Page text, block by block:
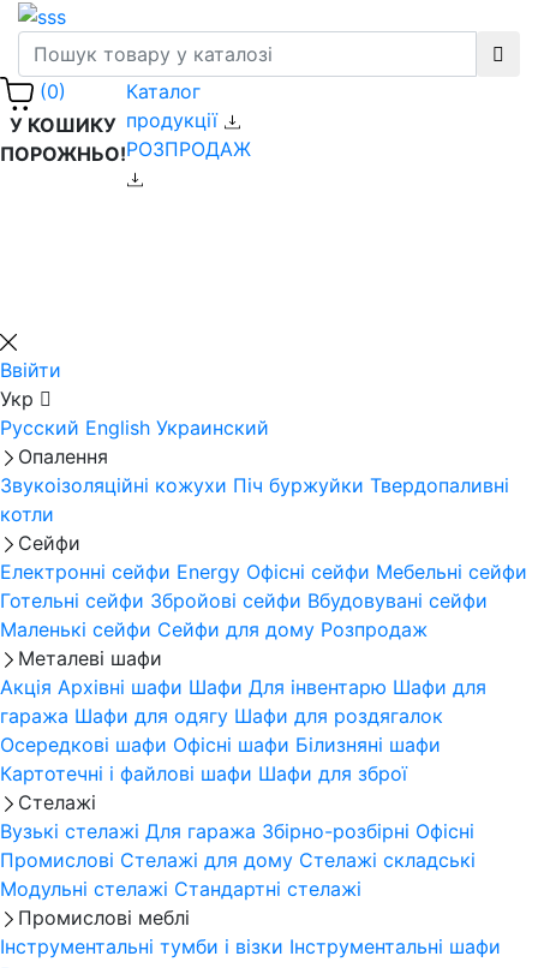
(0)
У КОШИКУ
ПОРОЖНЬО!
Каталог
продукції
РОЗПРОДАЖ
Ввійти
Укр
Русский English Украинский
Опалення
Звукоізоляційні кожухи Піч буржуйки Твердопаливні
котли
Сейфи
Електронні сейфи Energy Офісні сейфи Мебельні сейфи
Готельні сейфи Збройові сейфи Вбудовувані сейфи
Маленькі сейфи Сейфи для дому Розпродаж
Металеві шафи
Акція Архівні шафи Шафи Для інвентарю Шафи для
гаража Шафи для одягу Шафи для роздягалок
Осередкові шафи Офісні шафи Білизняні шафи
Картотечні і файлові шафи Шафи для зброї
Стелажі
Вузькі стелажі Для гаража Збірно-розбірні Офісні
Промислові Стелажі для дому Стелажі складські
Модульні стелажі Стандартні стелажі
Промислові меблі
Інструментальні тумби і візки Інструментальні шафи